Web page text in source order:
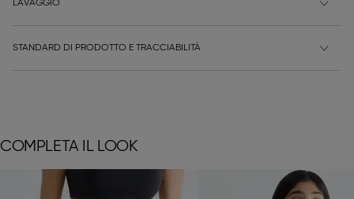
LAVAGGIO
STANDARD DI PRODOTTO E TRACCIABILITÀ
COMPLETA IL LOOK